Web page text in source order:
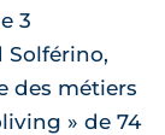
3
Solférino,
des métiers
» de 74